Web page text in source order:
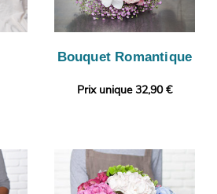
Bouquet Romantique
Prix unique 32,90 €